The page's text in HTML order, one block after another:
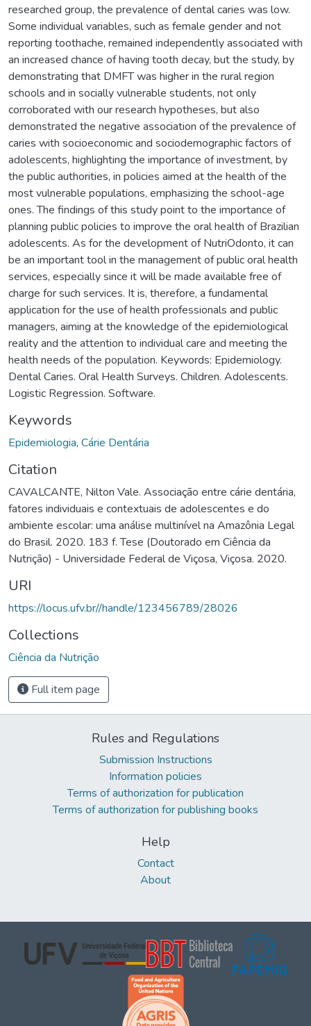
researched group, the prevalence of dental caries was low.
Some individual variables, such as female gender and not
reporting toothache, remained independently associated with
an increased chance of having tooth decay, but the study, by
demonstrating that DMFT was higher in the rural region
schools and in socially vulnerable students, not only
corroborated with our research hypotheses, but also
demonstrated the negative association of the prevalence of
caries with socioeconomic and sociodemographic factors of
adolescents, highlighting the importance of investment, by
the public authorities, in policies aimed at the health of the
most vulnerable populations, emphasizing the school-age
ones. The findings of this study point to the importance of
planning public policies to improve the oral health of Brazilian
adolescents. As for the development of NutriOdonto, it can
be an important tool in the management of public oral health
services, especially since it will be made available free of
charge for such services. It is, therefore, a fundamental
application for the use of health professionals and public
managers, aiming at the knowledge of the epidemiological
reality and the attention to individual care and meeting the
health needs of the population. Keywords: Epidemiology.
Dental Caries. Oral Health Surveys. Children. Adolescents.
Logistic Regression. Software.
Keywords
Epidemiologia, Cárie Dentária
Citation
CAVALCANTE, Nilton Vale. Associação entre cárie dentária,
fatores individuais e contextuais de adolescentes e do
ambiente escolar: uma análise multinível na Amazônia Legal
do Brasil. 2020. 183 f. Tese (Doutorado em Ciência da
Nutrição) - Universidade Federal de Viçosa, Viçosa. 2020.
URI
https://locus.ufv.br//handle/123456789/28026
Collections
Ciência da Nutrição
Full item page
Rules and Regulations
Submission Instructions
Information policies
Terms of authorization for publication
Terms of authorization for publishing books
Help
Contact
About